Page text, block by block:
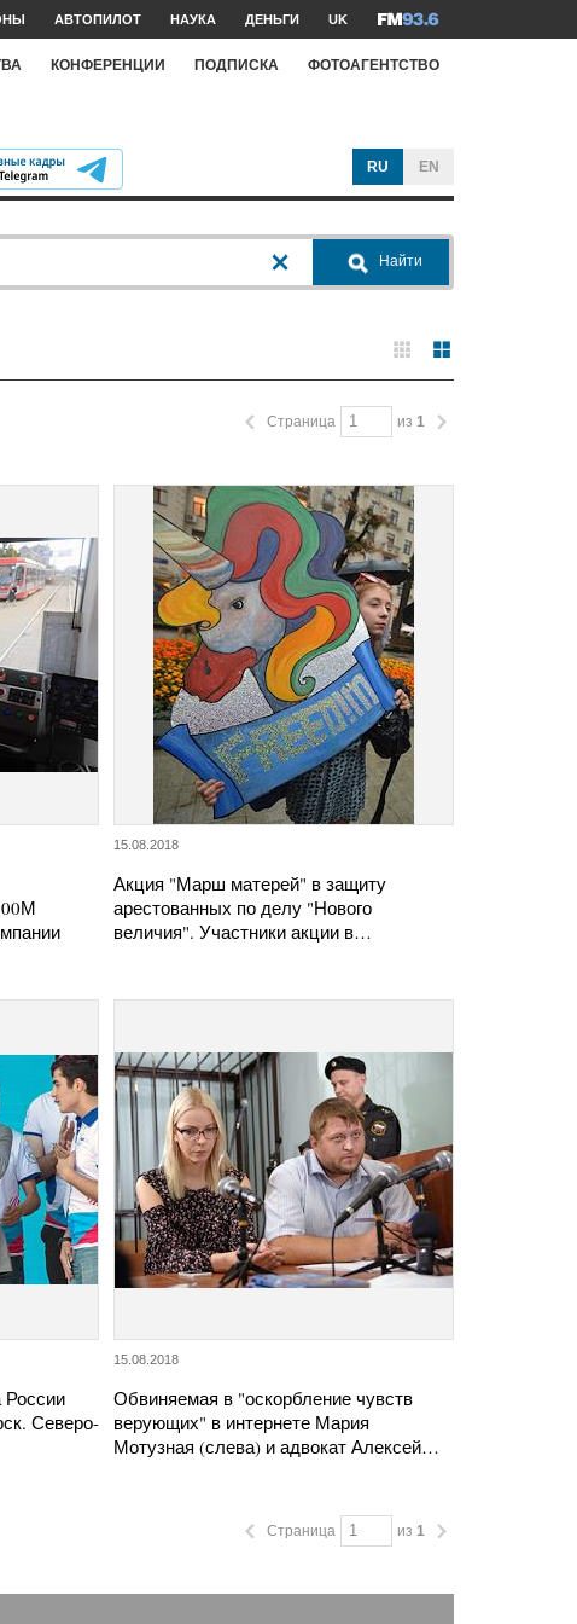
АВТОПИЛОТ НАУКА ДЕНЬГИ UK
КОНФЕРЕНЦИИ ПОДПИСКА ФОТОАГЕНТСТВО
RU EN
Найти
Страница из 1
15.08.2018
Акция "Марш матерей" в защиту
арестованных по делу "Нового
величия". Участники акции в…
России
Северо-
15.08.2018
Обвиняемая в "оскорбление чувств
верующих" в интернете Мария
Мотузная (слева) и адвокат Алексей…
Страница из 1